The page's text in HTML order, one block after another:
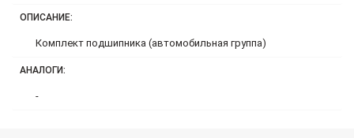
ОПИСАНИЕ:
Комплект подшипника (автомобильная группа)
АНАЛОГИ:
-